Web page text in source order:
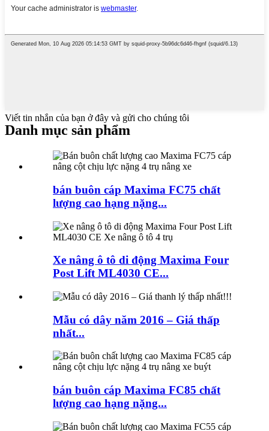
Viết tin nhắn của bạn ở đây và gửi cho chúng tôi
Danh mục sản phẩm
bán buôn cáp Maxima FC75 chất
lượng cao hạng nặng...
Xe nâng ô tô di động Maxima Four
Post Lift ML4030 CE...
Mẫu có dây năm 2016 – Giá thấp
nhất...
bán buôn cáp Maxima FC85 chất
lượng cao hạng nặng...